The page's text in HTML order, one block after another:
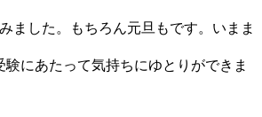
ました。もちろん元旦もです。いまま
にあたって気持ちにゆとりができま